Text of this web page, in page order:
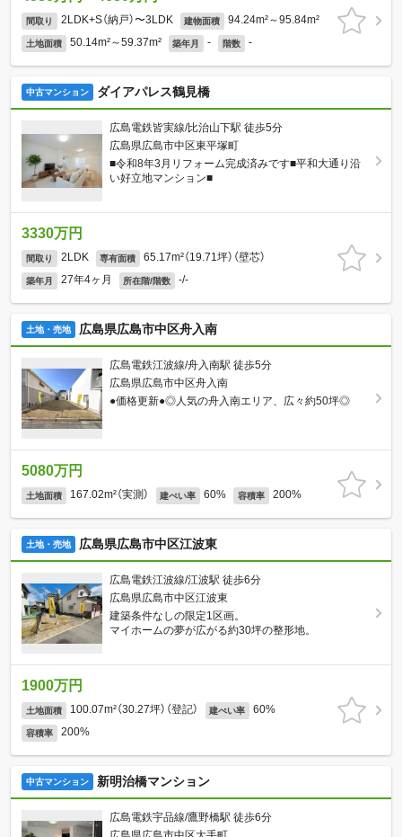
間取り 2LDK+S（納戸）〜3LDK 建物面積 94.24m²～95.84m²
土地面積 50.14m²～59.37m² 築年月 - 階数 -
中古マンション ダイアパレス鶴見橋
広島電鉄皆実線/比治山下駅 徒歩5分
広島県広島市中区東平塚町
■令和8年3月リフォーム完成済みです■平和大通り沿
い好立地マンション■
3330万円
間取り 2LDK 専有面積 65.17m²（19.71坪）（壁芯）
築年月 27年4ヶ月 所在階/階数 -/-
土地・売地 広島県広島市中区舟入南
広島電鉄江波線/舟入南駅 徒歩5分
広島県広島市中区舟入南
●価格更新●◎人気の舟入南エリア、広々約50坪◎
5080万円
土地面積 167.02m²（実測） 建ぺい率 60% 容積率 200%
土地・売地 広島県広島市中区江波東
広島電鉄江波線/江波駅 徒歩6分
広島県広島市中区江波東
建築条件なしの限定1区画。
マイホームの夢が広がる約30坪の整形地。
1900万円
土地面積 100.07m²（30.27坪）（登記） 建ぺい率 60%
容積率 200%
中古マンション 新明治橋マンション
広島電鉄宇品線/鷹野橋駅 徒歩6分